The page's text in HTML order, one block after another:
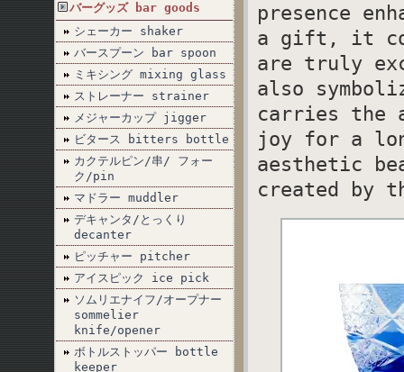
バーグッズ bar goods
シェーカー shaker
バースプーン bar spoon
ミキシング mixing glass
ストレーナー strainer
メジャーカップ jigger
ビタース bitters bottle
カクテルピン/串/ フォー
ク/pin
マドラー muddler
デキャンタ/とっくり
decanter
ピッチャー pitcher
アイスピック ice pick
ソムリエナイフ/オープナー
sommelier
knife/opener
ボトルストッパー bottle
keeper
presence
a gift, it
are truly
also
carries the
joy for a
aesthetic
created by